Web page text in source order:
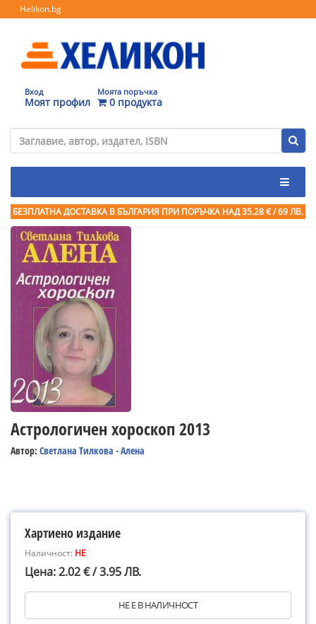
Helikon.bg
Вход
Моят профил
Моята поръчка
0 продукта
БЕЗПЛАТНА ДОСТАВКА В БЪЛГАРИЯ ПРИ ПОРЪЧКА НАД 35.28 € / 69 ЛВ.
Астрологичен хороскоп 2013
Автор: Светлана Тилкова - Алена
Хартиено издание
Наличност: НЕ
Цена: 2.02 € / 3.95 ЛВ.
НЕ Е В НАЛИЧНОСТ